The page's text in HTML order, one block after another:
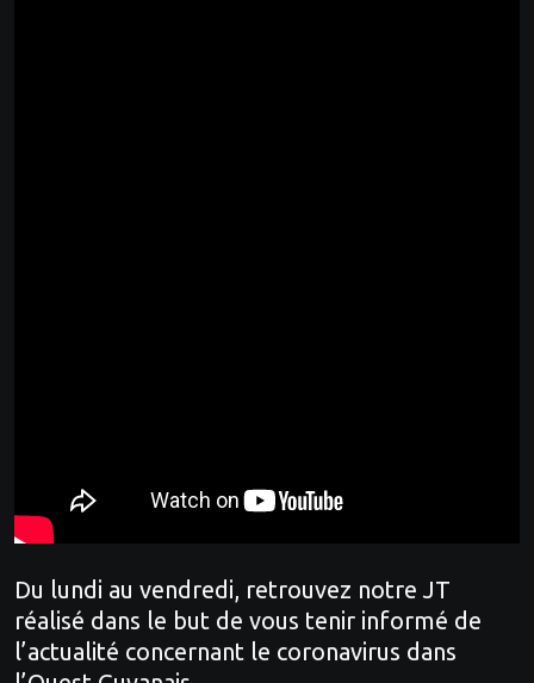
Du lundi au vendredi, retrouvez notre JT
réalisé dans le but de vous tenir informé de
l’actualité concernant le coronavirus dans